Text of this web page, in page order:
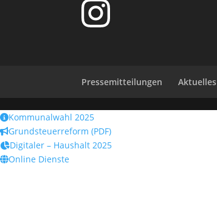
Pressemitteilungen Aktuelles
Kommunalwahl 2025
Grundsteuerreform (PDF)
Digitaler – Haushalt 2025
Online Dienste